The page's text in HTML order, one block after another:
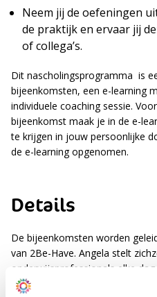
Neem jij de oefeningen
de praktijk en ervaar jij
of collega’s.
Dit nascholingsprogramma is
bijeenkomsten, een e-learning
individuele coaching sessie.
bijeenkomst maak je in de e-
te krijgen in jouw persoonlijke
de e-learning opgenomen.
Details
De bijeenkomsten worden
van 2Be-Have. Angela stelt
onderwijsprofessionals elke
eigenaar te maken van dit